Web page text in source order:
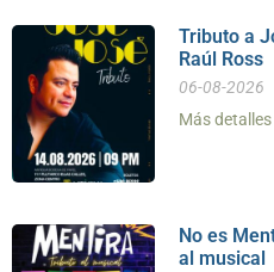
Tributo a
Raúl Ross
06-08-2026
Más detalles
No es
al musical